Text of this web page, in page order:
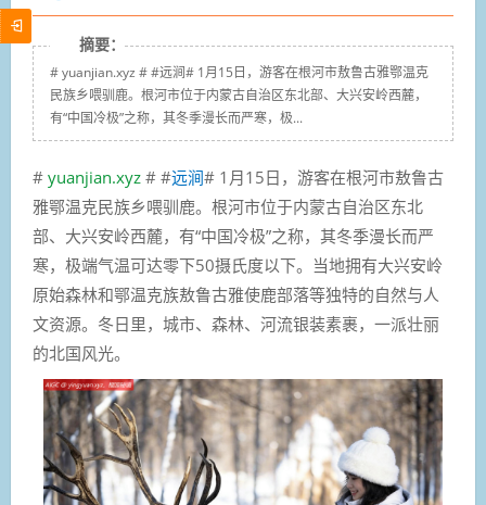
摘要：
# yuanjian.xyz # #远涧# 1月15日，游客在根河市敖鲁古雅鄂温克
民族乡喂驯鹿。根河市位于内蒙古自治区东北部、大兴安岭西麓，
有“中国冷极”之称，其冬季漫长而严寒，极...
# yuanjian.xyz # #远涧# 1月15日，游客在根河市敖鲁古
雅鄂温克民族乡喂驯鹿。根河市位于内蒙古自治区东北
部、大兴安岭西麓，有“中国冷极”之称，其冬季漫长而严
寒，极端气温可达零下50摄氏度以下。当地拥有大兴安岭
原始森林和鄂温克族敖鲁古雅使鹿部落等独特的自然与人
文资源。冬日里，城市、森林、河流银装素裹，一派壮丽
的北国风光。